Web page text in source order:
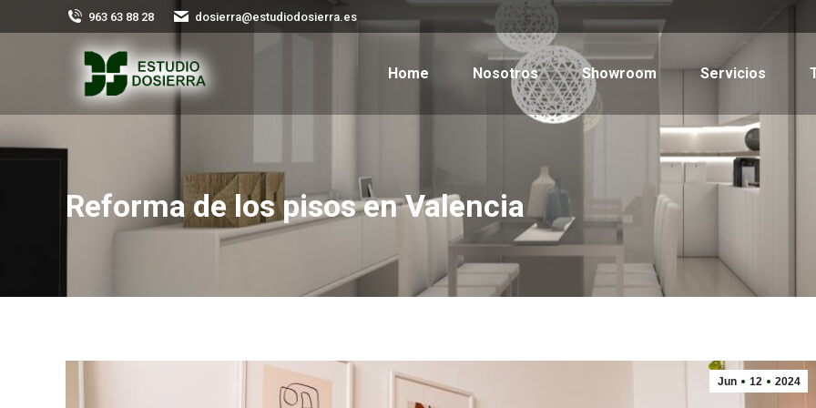
963 63 88 28 dosierra@estudiodosierra.es
Home Nosotros Showroom Servicios
Reforma de los pisos en Valencia
Jun 12 2024